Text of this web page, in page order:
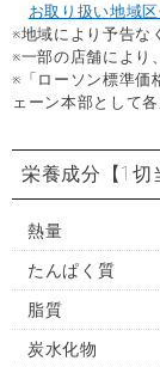
お取り扱い地域
※地域により予告な
※一部の店舗により
※「ローソン標準価
ェーン本部として
栄養成分 【1切
熱量
たんぱく質
脂質
炭水化物